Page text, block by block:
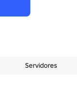
Servidores